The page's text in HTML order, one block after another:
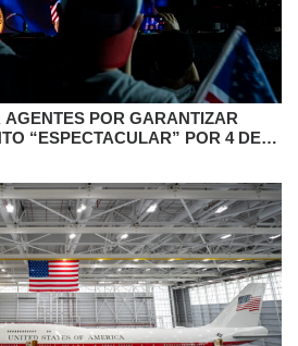
POR GARANTIZAR
“ESPECTACULAR” POR 4 DE